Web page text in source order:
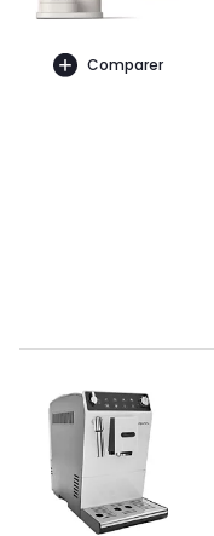
Comparer